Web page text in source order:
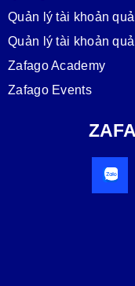
Quản lý tài khoản
Quản lý tài khoản
Zafago Academy
Zafago Events